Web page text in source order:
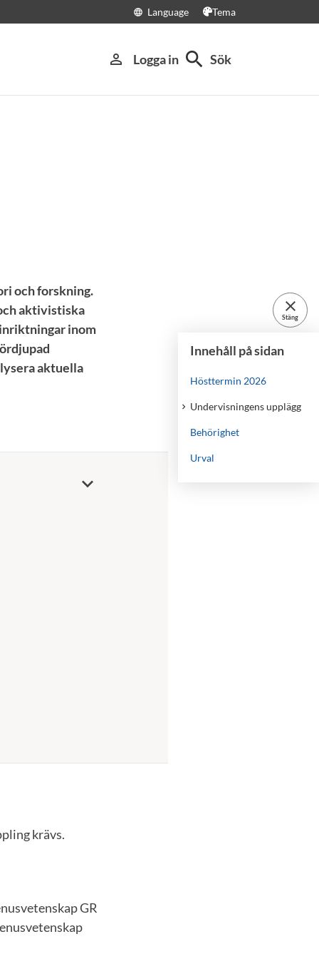
language Language Tema
person_outline Logga in search Sök
close
Stäng
Innehåll på sidan
Hösttermin 2026
Undervisningens upplägg
Behörighet
Urval
och forskning.
aktivistiska
inom
aktuella
krävs.
GR